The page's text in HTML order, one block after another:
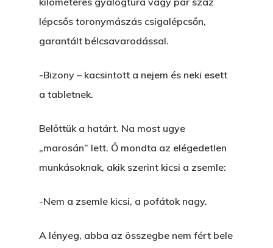
lépcsős toronymászás csigalépcsőn,
garantált bélcsavarodással.
-Bizony – kacsintott a nejem és neki esett
a tabletnek.
Belőttük a határt. Na most ugye
„marosán” lett. Ő mondta az elégedetlen
munkásoknak, akik szerint kicsi a zsemle:
-Nem a zsemle kicsi, a pofátok nagy.
A lényeg, abba az összegbe nem fért bele